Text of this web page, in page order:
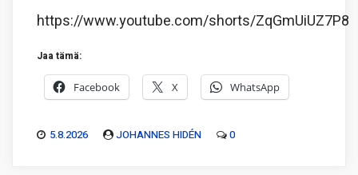
https://www.youtube.com/shorts/ZqGmUiUZ7P8
Jaa tämä:
Facebook X WhatsApp
5.8.2026 JOHANNES HIDÉN 0